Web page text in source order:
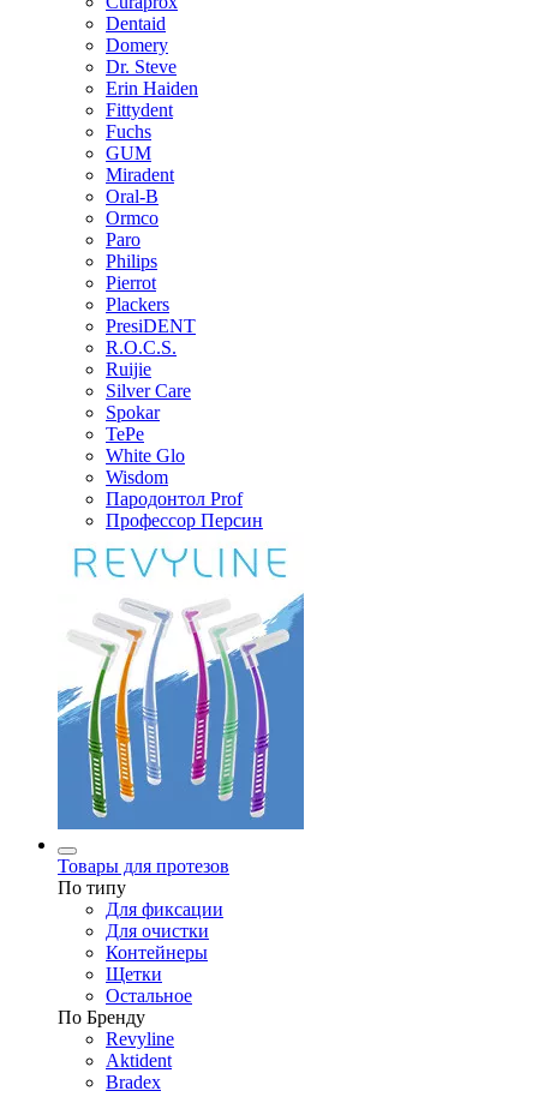
Dentaid
Domery
Dr. Steve
Erin Haiden
Fittydent
Fuchs
GUM
Miradent
Oral-B
Ormco
Paro
Philips
Pierrot
Plackers
PresiDENT
R.O.C.S.
Ruijie
Silver Care
Spokar
TePe
White Glo
Wisdom
Пародонтол Prof
Профессор Персин
Товары для протезов
По типу
Для фиксации
Для очистки
Контейнеры
Щетки
Остальное
По Бренду
Revyline
Aktident
Bradex